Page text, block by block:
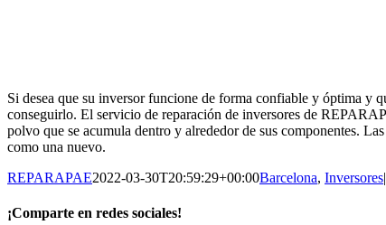
Si desea que su inversor funcione de forma confiable y óptima y
conseguirlo. El servicio de reparación de inversores de
polvo que se acumula dentro y alrededor de sus componentes.
como una nuevo.
REPARAPAE2022-03-30T20:59:29+00:00Barcelona, Inversores|
¡Comparte en redes sociales!